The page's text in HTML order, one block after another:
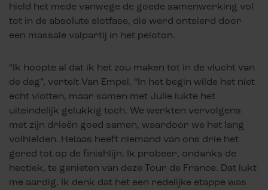
hield het mede vanwege de goede samenwerking vol
tot in de absolute slotfase, die werd ontsierd door
een massale valpartij in het peloton.
“Ik hoopte al dat ik het zou maken tot in de vlucht van
de dag”, vertelt Van Empel. “In het begin wilde het niet
echt vlotten, maar samen met Julie lukte het
uiteindelijk gelukkig toch. We werkten vervolgens
met zijn drieën goed samen, waardoor we het lang
volhielden. Helaas heeft niemand van ons drie het
gered tot op de finishlijn. Ik probeer, ondanks de
hectiek, te genieten van deze Tour de France. Dat lukt
me aardig. Ik denk dat het een redelijke etappe was